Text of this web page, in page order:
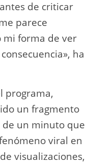
de criticar
parece
mi forma de ver
ha
programa,
un fragmento
de un minuto que
viral en
visualizaciones,